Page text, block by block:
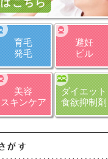
育毛
発毛
避妊
ピル
美容
スキンケア
ダイエット
食欲抑制剤